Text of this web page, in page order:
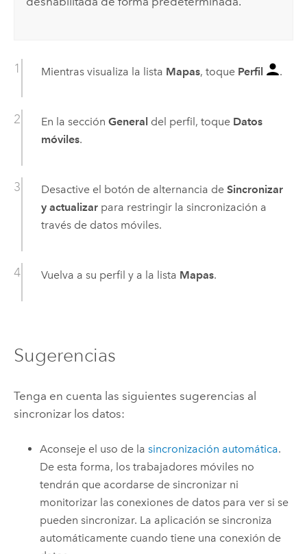
Mientras visualiza la lista Mapas, toque Perfil .
En la sección General del perfil, toque Datos
móviles.
Desactive el botón de alternancia de Sincronizar
y actualizarpara restringir la sincronización a
través de datos móviles.
Vuelva a su perfil y a la lista Mapas.
Sugerencias
Tenga en cuenta las siguientes sugerencias al
sincronizar los datos:
Aconseje el uso de lasincronización automática.
De esta forma, los trabajadores móviles no
tendrán que acordarse de sincronizar ni
monitorizar las conexiones de datos para ver si se
pueden sincronizar. La aplicación se sincroniza
automáticamente cuando tiene una conexión de